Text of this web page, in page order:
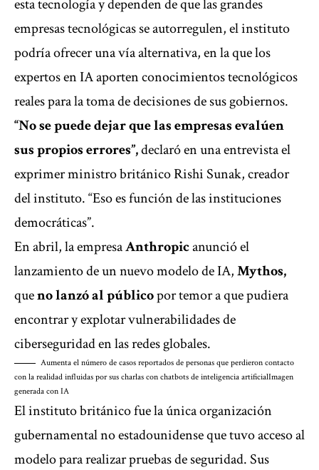
esta tecnología y dependen de que las grandes
empresas tecnológicas se autorregulen, el instituto
podría ofrecer una vía alternativa, en la que los
expertos en IA aporten conocimientos tecnológicos
reales para la toma de decisiones de sus gobiernos.
“No se puede dejar que las empresas evalúen
sus propios errores”,declaró en una entrevista el
exprimer ministro británico Rishi Sunak, creador
del instituto. “Eso es función de las instituciones
democráticas”.
En abril, la empresaAnthropicanunció el
lanzamiento de un nuevo modelo de IA,Mythos,
queno lanzó al públicopor temor a que pudiera
encontrar y explotar vulnerabilidades de
ciberseguridad en las redes globales.
Aumenta el número de casos reportados de personas que perdieron contacto
con la realidad influidas por sus charlas con chatbots de inteligencia artificialImagen
generada con IA
El instituto británico fue la única organización
gubernamental no estadounidense que tuvo acceso al
modelo para realizar pruebas de seguridad. Sus